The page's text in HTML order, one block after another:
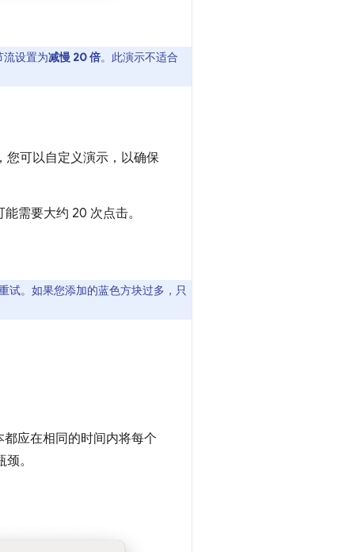
流设置为减慢 20 倍。此演示不适合
您可以自定义演示，以确保
需要大约 20 次点击。
试。如果您添加的蓝色方块过多，只
应在相同的时间内将每个
。